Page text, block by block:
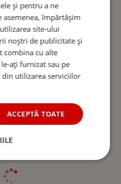
Iluminat, 20LED-uri, Rosu, E-
70mm
IP66/68.
EMC.
și pentru a ne
asemenea, împărtășim
site-ului
noștri de publicitate și
combina cu alte
ați furnizat sau pe
din utilizarea serviciilor
ACCEPTĂ TOATE